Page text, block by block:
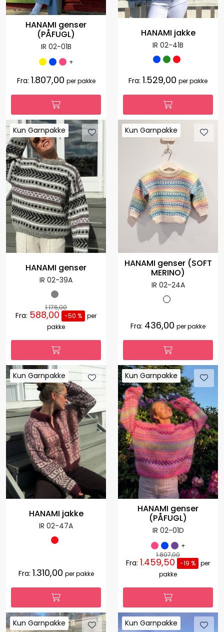
HANAMI genser
(PÅFUGL)
IR 02-01B
+
Fra: 1.807,00 per pakke
HANAMI jakke
IR 02-41B
Fra: 1.529,00 per pakke
Kun Garnpakke
Kun Garnpakke
HANAMI genser
IR 02-39A
1.176,00
Fra: 588,00 -50 % per
pakke
Kun Garnpakke
Kun Garnpakke
HANAMI genser (SOFT
MERINO)
IR 02-24A
Fra: 436,00 per pakke
Kun Garnpakke
Kun Garnpakke
HANAMI jakke
IR 02-47A
Fra: 1.310,00 per pakke
Kun Garnpakke
Kun Garnpakke
HANAMI genser
(PÅFUGL)
IR 02-01D
+
1.807,00
Fra: 1.459,50 -19 % per
pakke
Kun Garnpakke
Kun Garnpakke Kun Garnpakke
Kun Garnpakke